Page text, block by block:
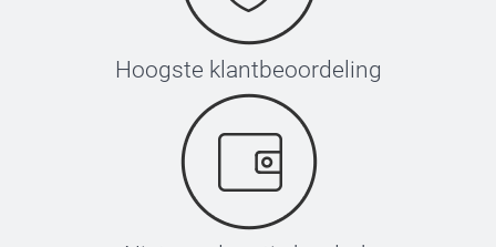
Hoogste klantbeoordeling